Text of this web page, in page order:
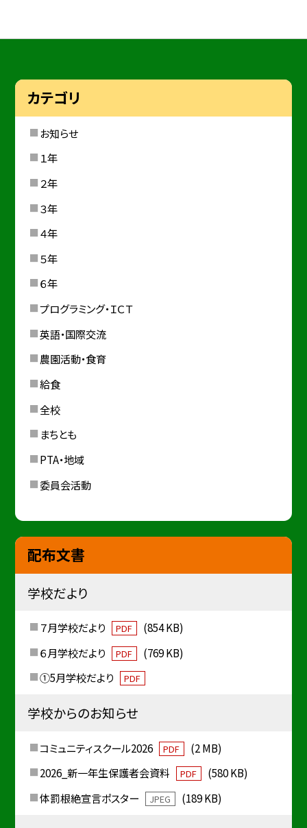
カテゴリ
お知らせ
１年
２年
３年
４年
５年
６年
プログラミング・ＩＣＴ
英語・国際交流
農園活動・食育
給食
全校
まちとも
PTA・地域
委員会活動
配布文書
学校だより
７月学校だより PDF
(854 KB)
６月学校だより
PDF
(769 KB)
①5月学校だより
PDF
学校からのお知らせ
コミュニティスクール2026 PDF
(2 MB)
2026_新一年生保護者会資料
PDF
(580 KB)
体罰根絶宣言ポスター
JPEG (189 KB)